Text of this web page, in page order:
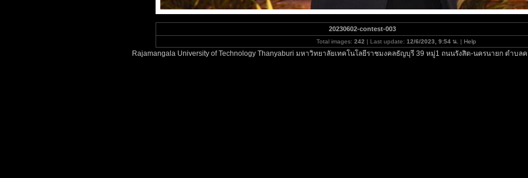
20230602-contest-003
Total images: 242 | Last update: 12/6/2023, 9:54 น. | Help
Rajamangala University of Technology Thanyaburi มหาวิทยาลัยเทคโนโลยีราชมงคลธัญบุรี 39 หมู่1 ถนนรังสิต-นครนายก ตำบ